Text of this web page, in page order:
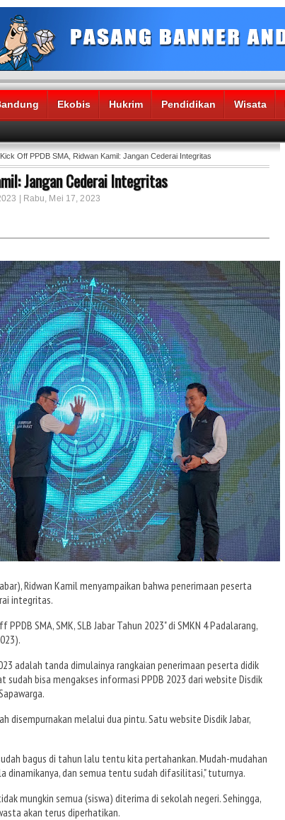
Ekobis Hukrim Pendidikan Wisata
Off PPDB SMA, Ridwan Kamil: Jangan Cederai Integritas
Jangan Cederai Integritas
| Rabu, Mei 17, 2023
Ridwan Kamil menyampaikan bahwa penerimaan peserta
integritas.
SMA, SMK, SLB Jabar Tahun 2023" di SMKN 4 Padalarang,
adalah tanda dimulainya rangkaian penerimaan peserta didik
sudah bisa mengakses informasi PPDB 2023 dari website Disdik
disempurnakan melalui dua pintu. Satu website Disdik Jabar,
bagus di tahun lalu tentu kita pertahankan. Mudah-mudahan
dinamikanya, dan semua tentu sudah difasilitasi," tuturnya.
mungkin semua (siswa) diterima di sekolah negeri. Sehingga,
akan terus diperhatikan.